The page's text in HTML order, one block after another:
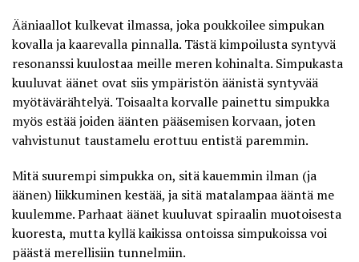
Ääniaallot kulkevat ilmassa, joka poukkoilee simpukan
kovalla ja kaarevalla pinnalla. Tästä kimpoilusta syntyvä
resonanssi kuulostaa meille meren kohinalta. Simpukasta
kuuluvat äänet ovat siis ympäristön äänistä syntyvää
myötävärähtelyä. Toisaalta korvalle painettu simpukka
myös estää joiden äänten pääsemisen korvaan, joten
vahvistunut taustamelu erottuu entistä paremmin.
Mitä suurempi simpukka on, sitä kauemmin ilman (ja
äänen) liikkuminen kestää, ja sitä matalampaa ääntä me
kuulemme. Parhaat äänet kuuluvat spiraalin muotoisesta
kuoresta, mutta kyllä kaikissa ontoissa simpukoissa voi
päästä merellisiin tunnelmiin.